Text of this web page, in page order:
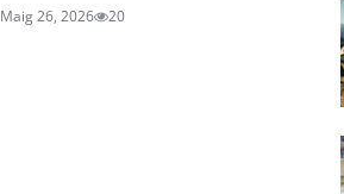
Maig 26, 2026 20